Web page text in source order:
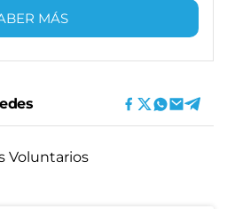
MÁS
Voluntarios